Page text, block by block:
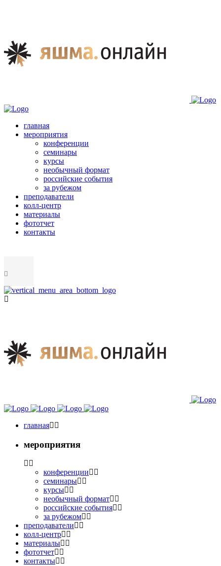
главная
мероприятия
конференции
семинары
курсы
необычный формат
российские события
за рубежом
преподаватели
колл-центр
материалы
фототчет
контакты
главная
мероприятия
конференции
семинары
курсы
необычный формат
российские события
за рубежом
преподаватели
колл-центр
материалы
фототчет
контакты